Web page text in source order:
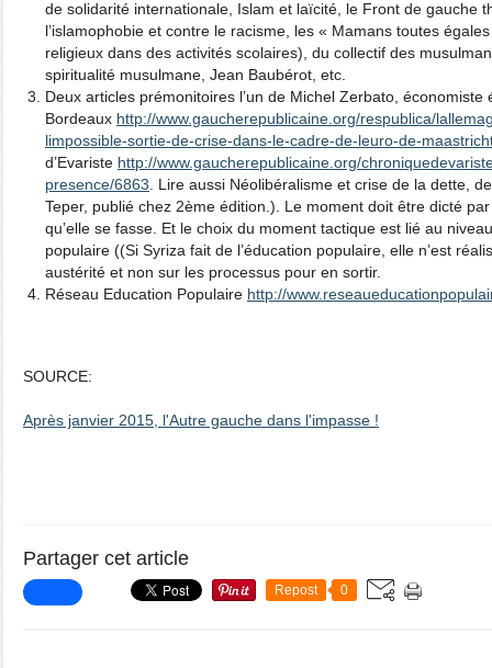
de solidarité internationale, Islam et laïcité, le Front de gauche
l’islamophobie et contre le racisme, les « Mamans toutes
religieux dans des activités scolaires), du collectif des
spiritualité musulmane, Jean Baubérot, etc.
Deux articles prémonitoires l’un de Michel Zerbato, économiste
Bordeaux http://www.gaucherepublicaine.org/respublica/
limpossible-sortie-de-crise-dans-le-cadre-de-leuro-de-
d’Evariste http://www.gaucherepublicaine.org/
presence/6863 . Lire aussi Néolibéralisme et crise de la dette,
Teper, publié chez 2ème édition.). Le moment doit être dicté
qu’elle se fasse. Et le choix du moment tactique est lié au
populaire ((Si Syriza fait de l’éducation populaire, elle n’est
austérité et non sur les processus pour en sortir.
Réseau Education Populaire http://
SOURCE:
Après janvier 2015, l'Autre gauche dans l'impasse !
Partager cet article
Repost 0